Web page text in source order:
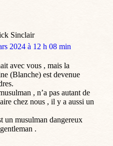
Sinclair
2024 à 12 h 08 min
avec vous , mais la
(Blanche) est devenue
, n’a pas autant de
chez nous , il y a aussi un
un musulman dangereux
.